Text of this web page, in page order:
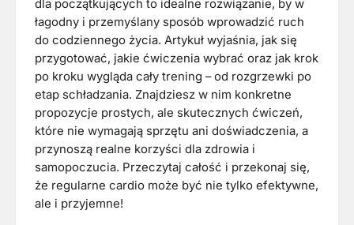
dla początkujących to idealne rozwiązanie, by w
łagodny i przemyślany sposób wprowadzić ruch
do codziennego życia. Artykuł wyjaśnia, jak się
przygotować, jakie ćwiczenia wybrać oraz jak krok
po kroku wygląda cały trening – od rozgrzewki po
etap schładzania. Znajdziesz w nim konkretne
propozycje prostych, ale skutecznych ćwiczeń,
które nie wymagają sprzętu ani doświadczenia, a
przynoszą realne korzyści dla zdrowia i
samopoczucia. Przeczytaj całość i przekonaj się,
że regularne cardio może być nie tylko efektywne,
ale i przyjemne!